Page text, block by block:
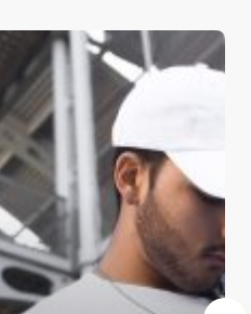
in this browser for the